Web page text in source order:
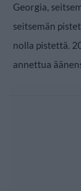
Georgia,
seitsemän
nolla pistettä.
annettua